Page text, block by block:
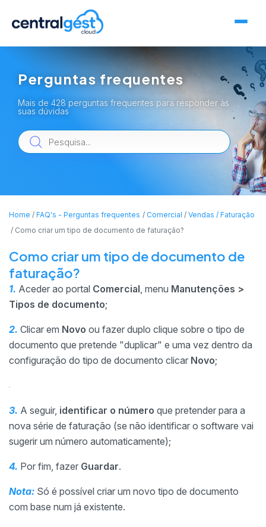
Perguntas frequentes
Mais de 428 perguntas frequentes para responder às
suas dúvidas
Home FAQ's - Perguntas frequentes Comercial
Vendas / Faturação
Como criar um tipo de documento de faturação?
Como criar um tipo de documento de
faturação?
1. Aceder ao portal Comercial, menu Manutenções >
Tipos de documento;
2. Clicar em Novo ou fazer duplo clique sobre o tipo de
documento que pretende "duplicar" e uma vez dentro da
configuração do tipo de documento clicar Novo;
3. A seguir, identificar o número que pretender para a
nova série de faturação (se não identificar o software vai
sugerir um número automaticamente);
4. Por fim, fazer Guardar.
Nota: Só é possível criar um novo tipo de documento
com base num já existente.